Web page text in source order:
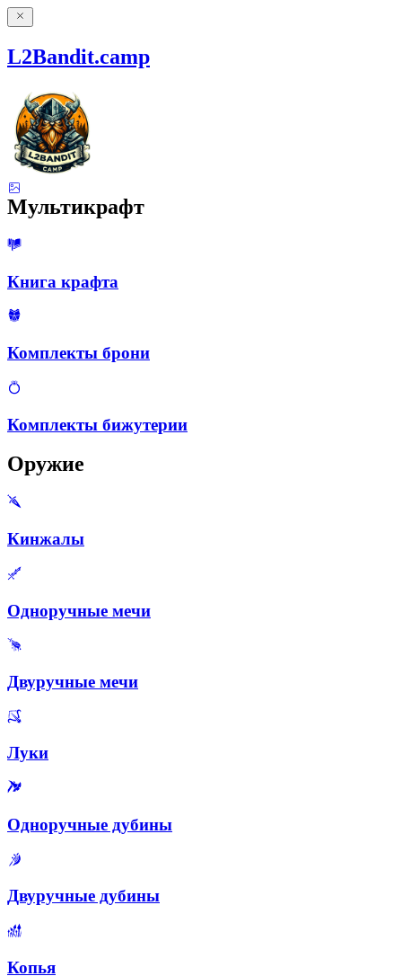
L2Bandit.camp
Мультикрафт
Книга крафта
Комплекты брони
Комплекты бижутерии
Оружие
Кинжалы
Одноручные мечи
Двуручные мечи
Луки
Одноручные дубины
Двуручные дубины
Копья